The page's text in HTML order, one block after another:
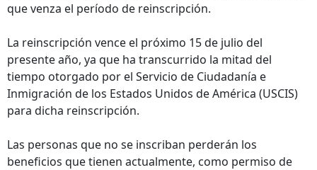
que venza el período de reinscripción.
La reinscripción vence el próximo 15 de julio del
presente año, ya que ha transcurrido la mitad del
tiempo otorgado por el Servicio de Ciudadanía e
Inmigración de los Estados Unidos de América (USCIS)
para dicha reinscripción.
Las personas que no se inscriban perderán los
beneficios que tienen actualmente, como permiso de